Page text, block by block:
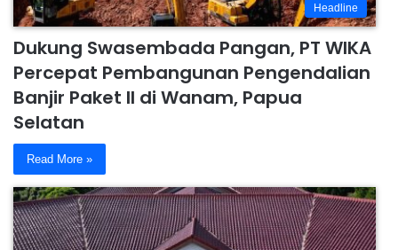
Headline
Dukung Swasembada Pangan, PT WIKA
Percepat Pembangunan Pengendalian
Banjir Paket II di Wanam, Papua
Selatan
Read More »